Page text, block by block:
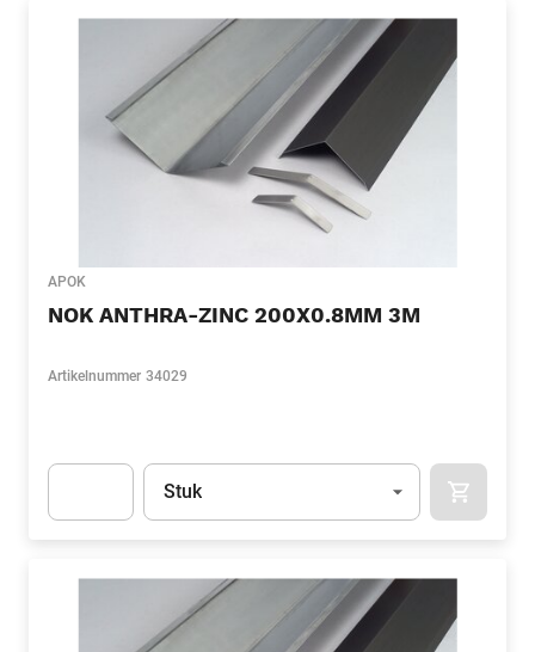
APOK
NOK ANTHRA-ZINC 200X0.8MM 3M
Artikelnummer 34029
Eenheid
Stuk